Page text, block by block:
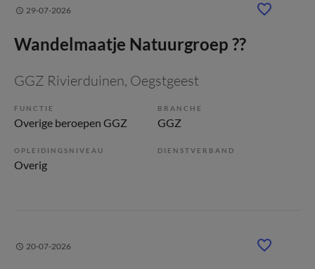
29-07-2026
Wandelmaatje Natuurgroep ??
GGZ Rivierduinen, Oegstgeest
FUNCTIE
Overige beroepen GGZ
BRANCHE
GGZ
OPLEIDINGSNIVEAU
Overig
DIENSTVERBAND
20-07-2026